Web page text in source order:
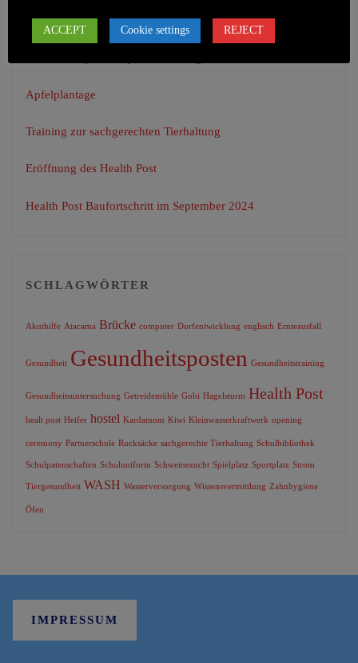
NEUESTE BEITRÄGE
Apfelplantage
Training zur sachgerechten Tierhaltung
Eröffnung des Health Post
Health Post Baufortschritt im September 2024
SCHLAGWÖRTER
Akuthilfe Atacama Brücke computer Dorfentwicklung englisch Ernteausfall
Gesundheit Gesundheitsposten Gesundheitstraining
Gesundheitsuntersuchung Getreidemühle Gobi Hagelsturm Health Post
healt post Heifer hostel Kardamom Kiwi Kleinwasserkraftwerk opening
ceremony Partnerschule Rucksäcke sachgerechte Tierhaltung Schulbibliothek
Schulpatenschaften Schuluniform Schweinezucht Spielplatz Sportplatz Strom
Tiergesundheit WASH Wasserversorgung Wissensvermittlung Zahnhygiene
Öfen
IMPRESSUM
ACCEPT Cookie settings REJECT